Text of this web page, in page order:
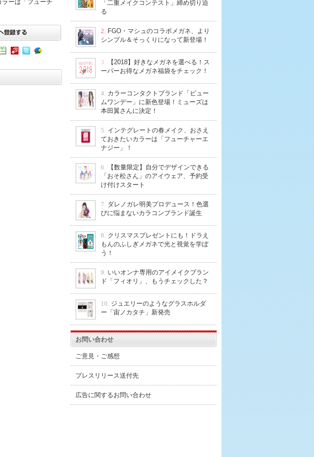
ーは「フューチ
「二重メイクコンテスト」締め切り迫
る
2. FGO・マシュのコラボメガネ、より
シンプル＆そっくりになって新登場！
3.
【2018】好きなメガネを選べる！ス
ーパーお得なメガネ福袋をチェック！
4. カラーコンタクトブランド「ビュー
ムワンデー」に新色登場！ミューズは
本田翼さんに決定！
5. インテグレートの春メイク、おさえ
ておきたいカラーは「フューチャーエ
ナジー」！
6.
【数量限定】自分でデザインできる
「おそ松さん」のアイウェア、予約受
け付けスタート
7. ダレノガレ明美プロデュース！色選
びに悩まないカラコンブランド誕生
8. クリスマスプレゼントにも！ドラえ
もんのふしぎメガネで光と視覚を学ぼ
う！
9. いいオンナ専用のアイメイクブラン
ド「フィオリ」、もうチェックした？
10. ジュエリーのようなグラスホルダ
ー「宙ノカタチ」新発売
お問い合わせ
ご意見・ご感想
プレスリリース送付先
広告に関するお問い合わせ